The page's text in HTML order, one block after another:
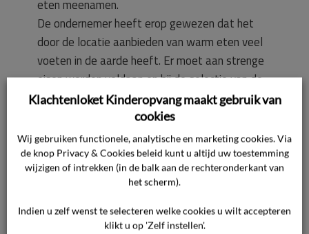
eten meenamen.
De ondernemer heeft erop gewezen dat het
door de locatie aanbieden van warm eten veel
voeten in de aarde heeft. Er moet aan strenge
eisen worden voldaan en bij de selectie van de
huidige leverancier is er goed op gelet dat deze
daar volledig aan voldoet. In het verlengde
daarvan was het dus ook niet langer
verantwoord ouders zelf voeding mee te laten
nemen nu de ondernemer niet kan controleren
of er aan de eisen is voldaan.
Het voedingsbeleid wordt inmiddels
herschreven, dat was nog gebaseerd op het
Klachtenloket Kinderopvang maakt gebruik van
cookies
Wij gebruiken functionele, analytische en marketing cookies. Via
de knop Privacy & Cookies beleid kunt u altijd uw toestemming
wijzigen of intrekken (in de balk aan de rechteronderkant van
het scherm).
Indien u zelf wenst te selecteren welke cookies u wilt accepteren
klikt u op 'Zelf instellen'.